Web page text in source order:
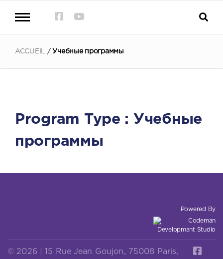
ACCUEIL / Учебные программы
Program Type : Учебные
программы
Powered By
© 2026 | 15 Rue Jean Goujon, 75008 Paris,